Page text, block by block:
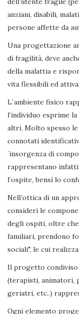
anziani, disabili,
persone affette da
Una progettazione
di fragilità, deve
della malattia e
vita flessibili ed
L´ambiente fisico
l’individuo esprime
altri. Molto spesso
connotati
´insorgenza di
rappresentano
l’ospite, bensì lo
Nell’ottica di un
consideri le
degli ospiti, oltre
familiari, prendono
sociali", le cui
Il progetto condiviso
(terapisti, animatori,
geriatri, etc..)
Ogni elemento